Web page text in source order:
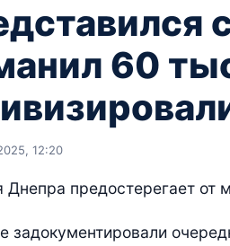
60
12:20
Днепра предостерегает от
задокументировали